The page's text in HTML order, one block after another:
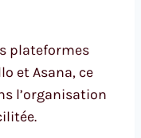
plateformes
et Asana, ce
l’organisation